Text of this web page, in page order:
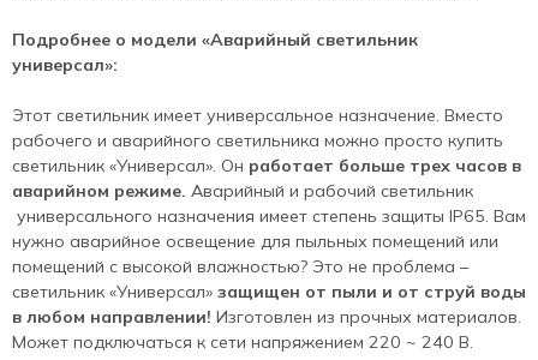
Подробнее о модели «Аварийный светильник
универсал»:
Этот светильник имеет универсальное назначение. Вместо
рабочего и аварийного светильника можно просто купить
светильник «Универсал». Он работает больше трех часов в
аварийном режиме. Аварийный и рабочий светильник
универсального назначения имеет степень защиты IP65. Вам
нужно аварийное освещение для пыльных помещений или
помещений с высокой влажностью? Это не проблема –
светильник «Универсал» защищен от пыли и от струй воды
в любом направлении! Изготовлен из прочных материалов.
Может подключаться к сети напряжением 220 ~ 240 В.